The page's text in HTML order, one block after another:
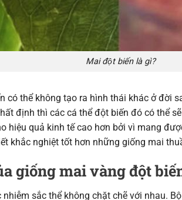
Mai đột biến là gì?
có thể không tạo ra hình thái khác ở đời
định thì các cá thể đột biến đó có thể
hiệu quả kinh tế cao hơn bởi vì mang
khắc nghiệt tốt hơn những giống mai
giống mai vàng đột
sắc thể không chặt chẽ với nhau.